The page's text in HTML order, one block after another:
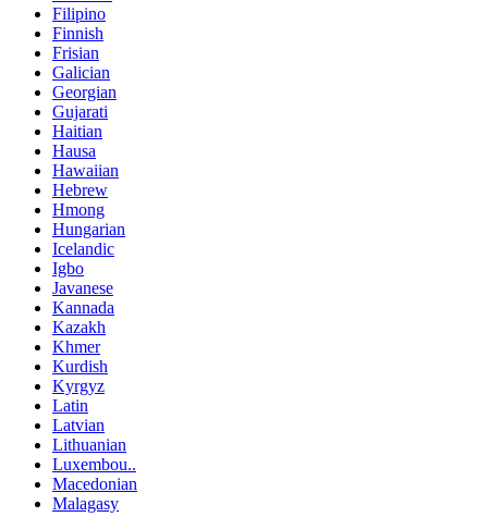
Filipino
Finnish
Frisian
Galician
Georgian
Gujarati
Haitian
Hausa
Hawaiian
Hebrew
Hmong
Hungarian
Icelandic
Igbo
Javanese
Kannada
Kazakh
Khmer
Kurdish
Kyrgyz
Latin
Latvian
Lithuanian
Luxembou..
Macedonian
Malagasy